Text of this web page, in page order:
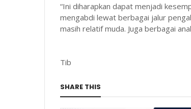
“Ini diharapkan dapat menjadi
mengabdi lewat berbagai jalur
masih relatif muda. Juga berbagai
Tib
SHARE THIS